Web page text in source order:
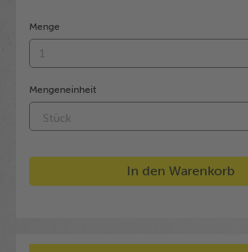
Menge
Mengeneinheit
In den Warenkorb